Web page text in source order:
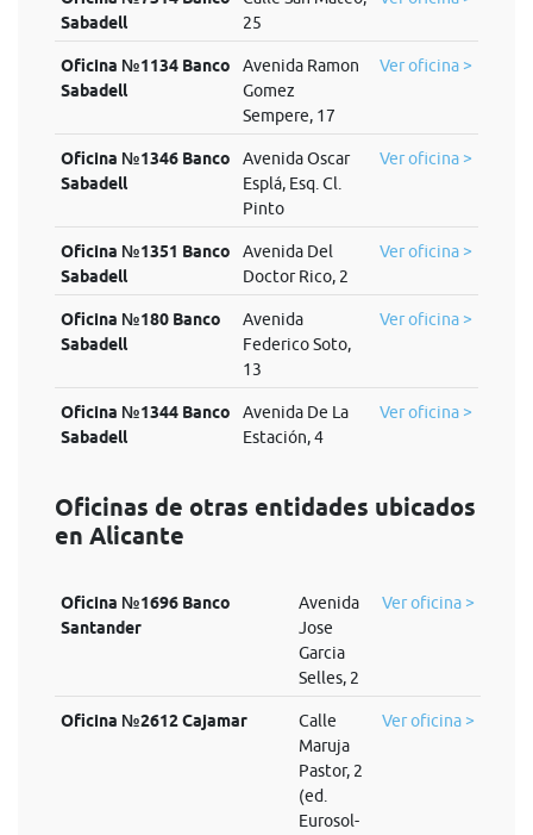
Sabadell
25
Oficina №1134 Banco
Sabadell
Avenida Ramon
Gomez
Sempere, 17
Ver oficina >
Oficina №1346 Banco
Sabadell
Avenida Oscar
Esplá, Esq. Cl.
Pinto
Ver oficina >
Oficina №1351 Banco
Sabadell
Avenida Del
Doctor Rico, 2
Ver oficina >
Oficina №180 Banco
Sabadell
Avenida
Federico Soto,
13
Ver oficina >
Oficina №1344 Banco
Sabadell
Avenida De La
Estación, 4
Ver oficina >
Oficinas de otras entidades ubicados
en Alicante
Oficina №1696 Banco
Santander
Avenida
Jose
Garcia
Selles, 2
Ver oficina >
Oficina №2612 Cajamar
Calle
Maruja
Pastor, 2
(ed.
Eurosol-
Ver oficina >